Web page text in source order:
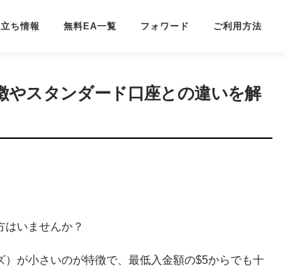
ち情報 無料EA一覧 フォワード ご利用方法
スタンダード口座との違いを解
いませんか？
が小さいのが特徴で、最低入金額の$5からでも十